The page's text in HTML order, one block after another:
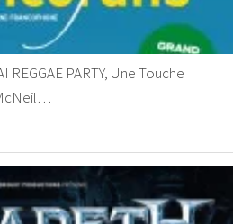
REGGAE PARTY, Une Touche